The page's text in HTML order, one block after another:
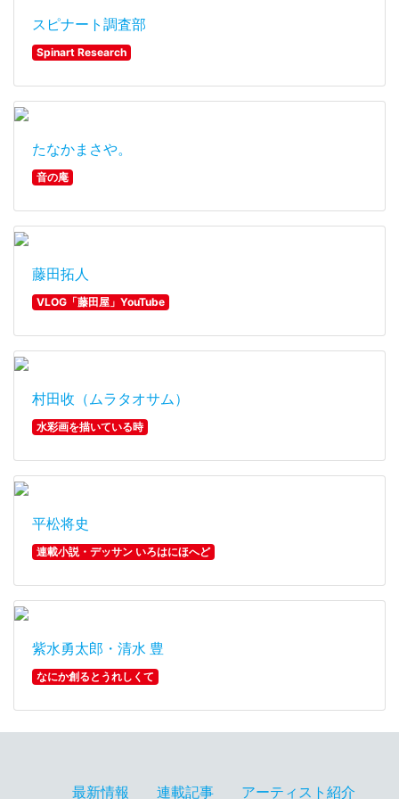
スピナート調査部
Spinart Research
たなかまさや。
音の庵
藤田拓人
VLOG「藤田屋」YouTube
村田收（ムラタオサム）
水彩画を描いている時
平松将史
連載小説・デッサン いろはにほへど
紫水勇太郎・清水 豊
なにか創るとうれしくて
最新情報 連載記事 アーティスト紹介